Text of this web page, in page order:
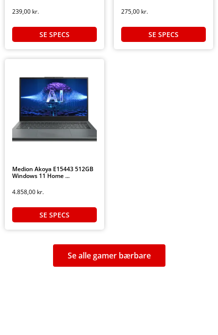
239,00 kr.
SE SPECS
275,00 kr.
SE SPECS
Medion Akoya E15443 512GB
Windows 11 Home ...
4.858,00 kr.
SE SPECS
Se alle gamer bærbare